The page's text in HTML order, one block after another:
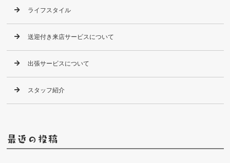
ライフスタイル
送迎付き来店サービスについて
出張サービスについて
スタッフ紹介
最近の投稿